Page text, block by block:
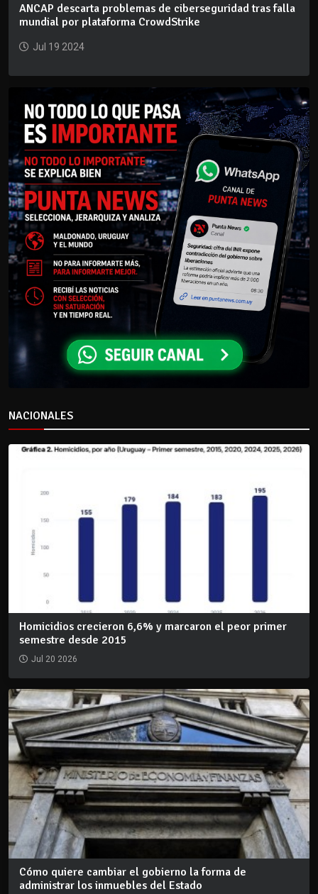
ANCAP descarta problemas de ciberseguridad tras falla
mundial por plataforma CrowdStrike
Jul 19 2024
NACIONALES
Homicidios crecieron 6,6% y marcaron el peor primer
semestre desde 2015
Jul 20 2026
Cómo quiere cambiar el gobierno la forma de
administrar los inmuebles del Estado